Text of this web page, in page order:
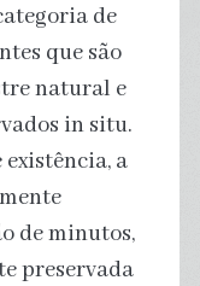
de
que são
natural e
in situ.
existência, a
de minutos,
preservada